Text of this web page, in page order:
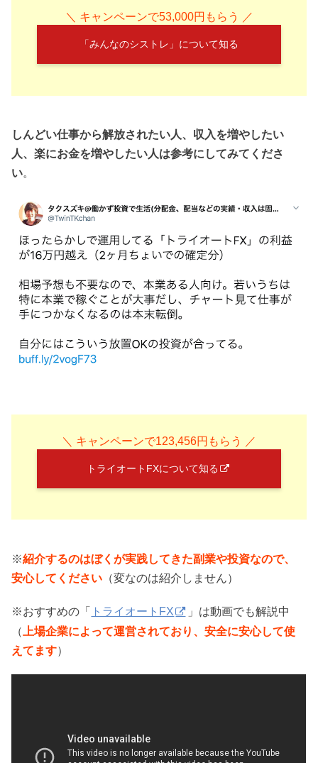
＼ キャンペーンで53,000円もらう ／
「みんなのシストレ」について知る
しんどい仕事から解放されたい人、収入を増やしたい
人、楽にお金を増やしたい人は参考にしてみてくださ
い。
＼ キャンペーンで123,456円もらう ／
トライオートFXについて知る
※紹介するのはぼくが実践してきた副業や投資なので、
安心してください （変なのは紹介しません）
※おすすめの「 トライオートFX
」は動画でも解説中
（
上場企業によって運営されており、安全に安心して使
えてます）